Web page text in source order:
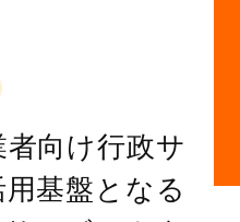
向け行政サ
基盤となる